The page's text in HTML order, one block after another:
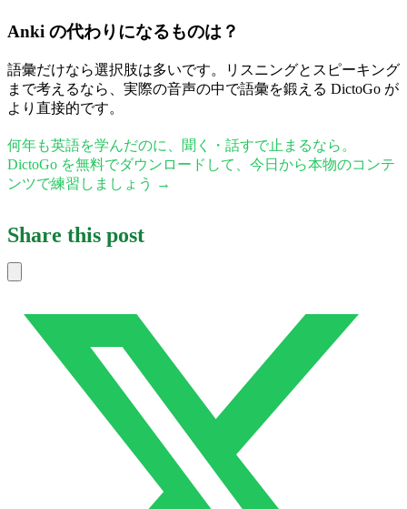
Anki の代わりになるものは？
語彙だけなら選択肢は多いです。リスニングとスピーキング
まで考えるなら、実際の音声の中で語彙を鍛える DictoGo が
より直接的です。
何年も英語を学んだのに、聞く・話すで止まるなら。
DictoGo を無料でダウンロードして、今日から本物のコンテ
ンツで練習しましょう →
Share this post